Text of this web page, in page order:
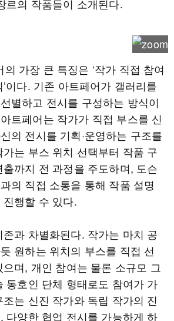
르의 작품들이 소개된다.
의 가장 큰 특징은 ‘작가 직접 참여
이다. 기존 아트페어가 갤러리를
별하고 전시를 구성하는 방식이
트페어는 작가가 직접 부스를 신
의 전시를 기획·운영하는 구조를
는 부스 위치 선택부터 작품 구
까지 전 과정을 주도하며, 도슨
의 직접 소통을 통해 작품 설명
행할 수 있다.
과 차별화된다. 작가는 마치 공
원하는 위치의 부스를 직접 선
며, 개인 참여는 물론 소규모 그
동호인 단체 형태로도 참여가 가
는 신진 작가와 독립 작가의 진
다양한 협업 전시를 가능하게 하